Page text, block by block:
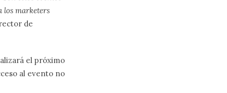
los marketers
de
el próximo
al evento no